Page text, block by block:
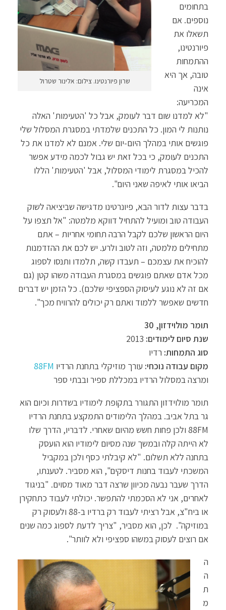
שרון פיורנטינו. צילום: אלינור שטרול
בתחומים
נוספים. אם
תשאלו את
פיורנטינו,
ההתמחות
טובה, אך היא
אינה
המכריעה:
"לא למדנו שום דבר לעומק, אבל כל 'הטעימות' האלה
נותנות לי המון. כל התכנים שלמדתי במסגרת המסלול שלי
פוגשים אותי במהלך היום-יום שלי. אמנם לא למדנו את כל
התכנים לעומק, כי בכל זאת יש גבול לכמה מידע אפשר
להכיל במסגרת לימודי המסלול, אבל 'הטעימות' הללו
הביאו אותי לאיפה שאני היום".
בדבר עצות לדור הבא, פיונרטינו מדגישה שביציאה לשוק
העבודה טוב ומועיל להתחיל דווקא מלמטה: "אל תצפו על
היום הראשון שלכם לקבל הרבה תחומי אחריות – אתם
מתחילים מלמטה, וזה לטוב ולרע. יש לכם את ההזדמנות
להוכיח את עצמכם – תעבדו קשה, תלמדו ותנסו לספוג
מכל אדם שאתם פוגשים במסגרת העבודה משהו קטן (גם
אם זה לא נוגע לעיסוק הספציפי שלכם). כל הזמן יש דברים
חדשים שאפשר ללמוד ואתם רק יכולים להרוויח מכך".
תומר מולוידזון, 30
שנת סיום לימודים: 2013
סוג התמחות: רדיו
מקום עבודה נוכחי: עורך מוזיקלי בתחנת הרדיו 88FM
ומרצה במסלול הרדיו במכללת ספיר ובבתי ספר
תומר מולוידזון התגורר בתקופת לימודיו בשדרות וכיום הוא
גר בתל אביב. במהלך הלימודים התמקצע בתחנת הרדיו
88FM ולכן פחות חשש מהיום שאחרי. לדבריו, הדרך שלו
לא הייתה קלה ובמשך שנה מסיום לימודיו הוא הועסק
בתחנה ללא תשלום. "לא קיבלתי כסף ולכן במקביל
המשכתי לעבוד בחנות דיסקים", הוא מסביר. לטענתו,
הדרך שעבר נבעה מכיוון שרצה דבר מאוד מסוים. "בניגוד
לאחרים, אני לא הסכמתי להתפשר. יכולתי לעבוד כתחקירן
או ביח"צ, אבל רציתי לעבוד רק ברדיו ב-88 ולעסוק רק
במוזיקה". לכן, הוא מסביר, "צריך לדעת לספוג כמה שנים
אם רוצים לעסוק במשהו ספציפי ולא לוותר".
ה
ה
ת
מ